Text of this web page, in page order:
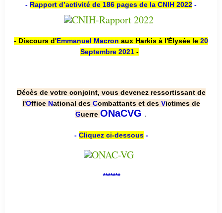
- Rapport d’activité de 186 pages de la CNIH 2022 -
- Discours d'Emmanuel Macron aux Harkis à l'Élysée le 20
Septembre 2021 -
Décès de votre conjoint, vous devenez ressortissant de
l'Office National des Combattants et des Victimes de
Guerre ONaCVG .
- Cliquez ci-dessous-
*******